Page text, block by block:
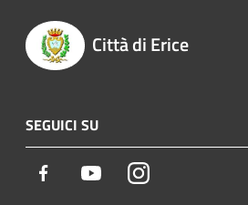
Città di Erice
SEGUICI SU
Facebook YoutubeInstagram